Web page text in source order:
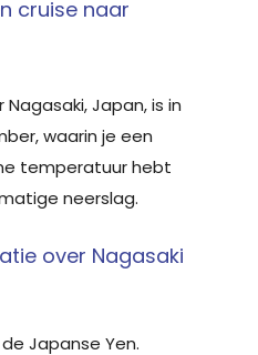
cruise naar
Japan, is in
waarin je een
temperatuur hebt
neerslag.
over Nagasaki
Japanse Yen.